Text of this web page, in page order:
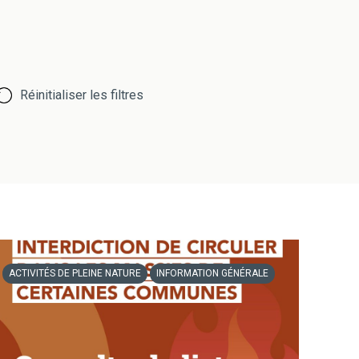
Réinitialiser les filtres
ACTIVITÉS DE PLEINE NATURE INFORMATION GÉNÉRALE